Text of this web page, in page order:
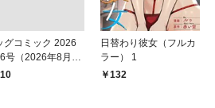
グコミック 2026
号（2026年8月7
売）
日替わり彼女（フルカ
ラー） 1
132